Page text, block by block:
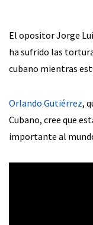
El opositor Jorge
ha sufrido las
cubano mientras
Orlando Gutiérrez,
Cubano, cree que
importante al